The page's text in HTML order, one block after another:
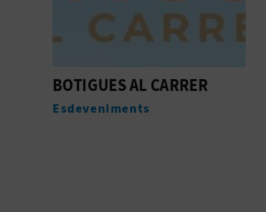
TOURIST INFO
PEÑÍSCOLA